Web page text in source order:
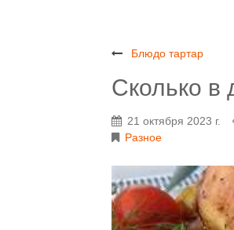
Блюдо тартар
Сколько в
21 октября 2023 г.
Разное